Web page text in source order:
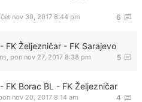
6
čet nov 30, 2017 8:44 pm
FK Željezničar - FK Sarajevo
5
, pon nov 27, 2017 8:38 pm
FK Borac BL - FK Željezničar
4
nov 20, 2017 8:14 am